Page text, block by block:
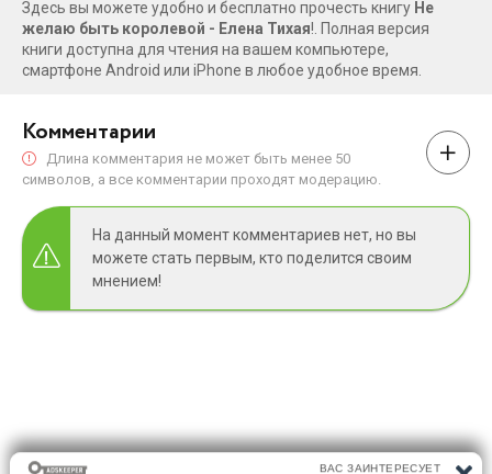
Здесь вы можете удобно и бесплатно прочесть книгу Не
желаю быть королевой - Елена Тихая!. Полная версия
книги доступна для чтения на вашем компьютере,
смартфоне Android или iPhone в любое удобное время.
Комментарии
Длина комментария не может быть менее 50
символов, а все комментарии проходят модерацию.
На данный момент комментариев нет, но вы
можете стать первым, кто поделится своим
мнением!